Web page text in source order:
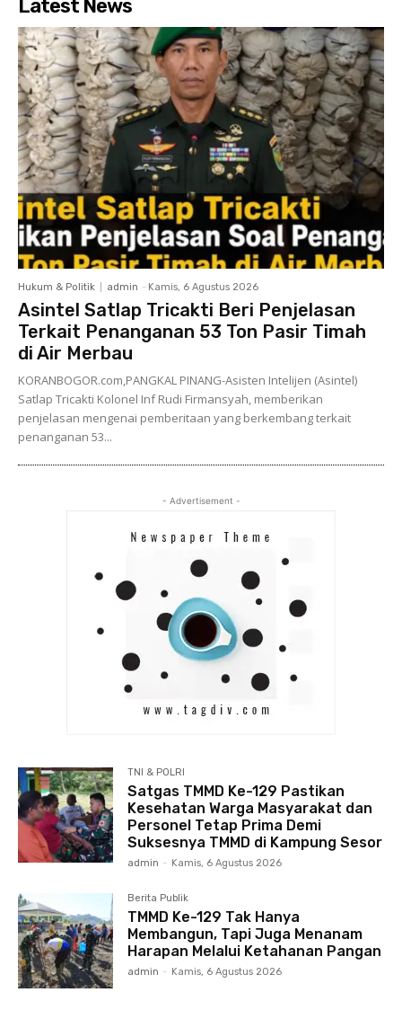
Latest News
Hukum & Politik admin - Kamis, 6 Agustus 2026
Asintel Satlap Tricakti Beri Penjelasan
Terkait Penanganan 53 Ton Pasir Timah
di Air Merbau
KORANBOGOR.com,PANGKAL PINANG-Asisten Intelijen (Asintel)
Satlap Tricakti Kolonel Inf Rudi Firmansyah, memberikan
penjelasan mengenai pemberitaan yang berkembang terkait
penanganan 53...
- Advertisement -
TNI & POLRI
Satgas TMMD Ke-129 Pastikan
Kesehatan Warga Masyarakat dan
Personel Tetap Prima Demi
Suksesnya TMMD di Kampung Sesor
admin - Kamis, 6 Agustus 2026
Berita Publik
TMMD Ke-129 Tak Hanya
Membangun, Tapi Juga Menanam
Harapan Melalui Ketahanan Pangan
admin - Kamis, 6 Agustus 2026